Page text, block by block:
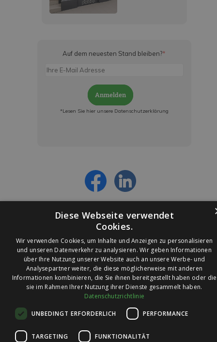
Auf dem neuesten Stand bleiben?*
Anmelden
*Lesen Sie hier unsere Datenschutzerklärung
© 2026 Ledleuchtendiscounter.de
auf
Diese Webseite verwendet
Cookies.
Wir verwenden Cookies, um Inhalte und Anzeigen zu personalisieren
und unseren Datenverkehr zu analysieren. Wir geben Informationen
über Ihre Nutzung unserer Website auch an unsere Werbe- und
Analysepartner weiter, die diese möglicherweise mit anderen
Informationen kombinieren, die Sie ihnen bereitgestellt haben oder die
sie im Rahmen Ihrer Nutzung ihrer Dienste gesammelt haben.
Datenschutzrichtlinie
UNBEDINGT ERFORDERLICH PERFORMANCE
TARGETING FUNKTIONALITÄT